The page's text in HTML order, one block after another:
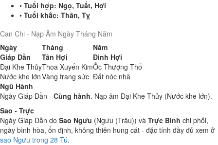
• Tuổi hợp: Ngọ, Tuất, Hợi
• Tuổi khắc: Thân, Tỵ
Can Chi - Nạp Âm Ngày Tháng Năm
Ngày
Tháng
Năm
Giáp Dần
Tân Hợi
Đinh Hợi
Đại Khe ThủyThoa Xuyến KimỐc Thượng Thổ
Nước khe lớnVàng trang sức Đất nóc nhà
Ngũ Hành
Ngày Giáp Dần - Cùng hành. Nạp âm Đại Khe Thủy (Nước khe lớn).
Sao - Trực
Ngày Giáp Dần do Sao Ngưu (Ngưu (Trâu)) và Trực Bình chi phối,
ngày bình hòa, ổn định, không thiên hung cát - đặc tính đầy đủ xem ở
sao Ngưu trong 28 Tú.